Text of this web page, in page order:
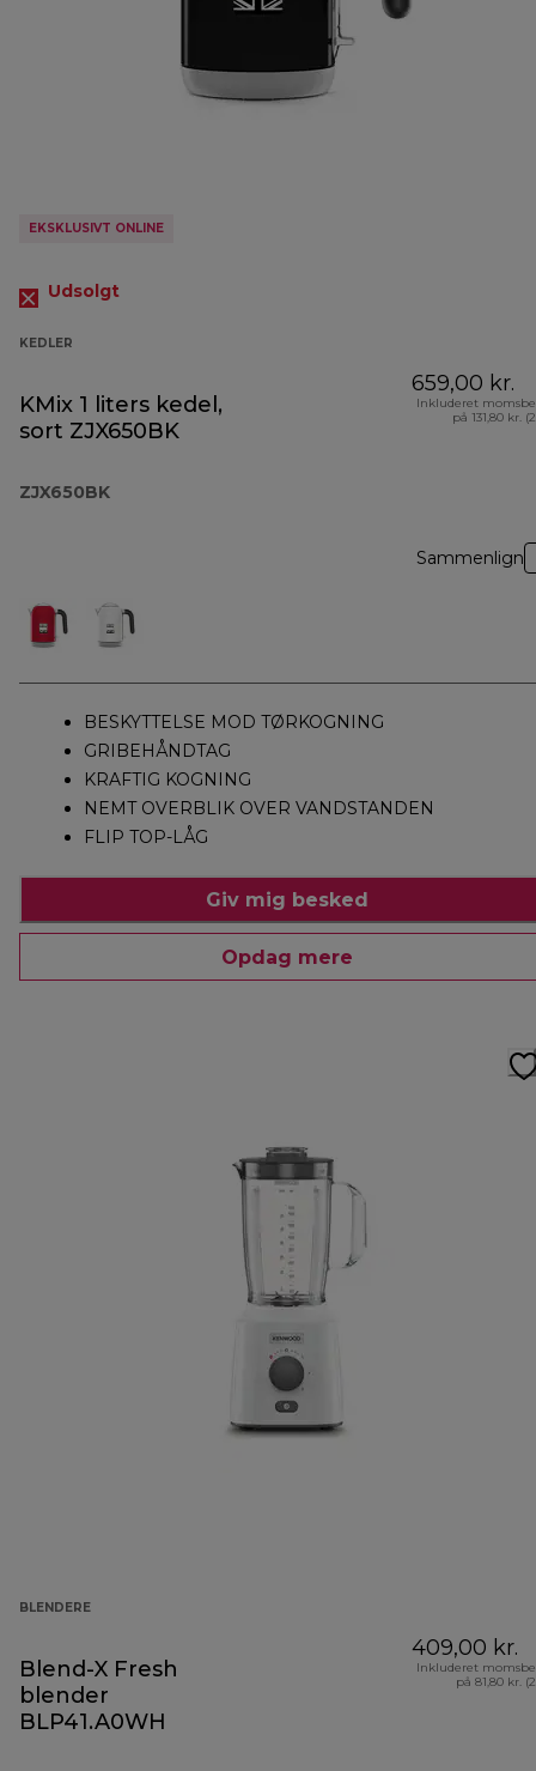
EKSKLUSIVT ONLINE
Udsolgt
KEDLER
KMix 1 liters kedel,
sort ZJX650BK
ZJX650BK
659,00 kr.
Inkluderet
på 131,80 kr.
Sammenlign
BESKYTTELSE MOD TØRKOGNING
GRIBEHÅNDTAG
KRAFTIG KOGNING
NEMT OVERBLIK OVER VANDSTANDEN
FLIP TOP-LÅG
Giv mig besked
Opdag mere
BLENDERE
Blend-X Fresh
blender
BLP41.A0WH
409,00 kr.
Inkluderet
på 81,80 kr.